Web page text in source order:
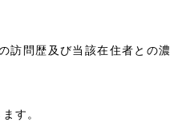
訪問歴及び当該在住者との濃
す。